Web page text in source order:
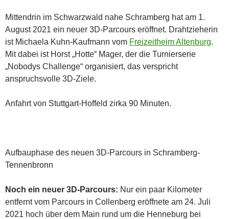
Mittendrin im Schwarzwald nahe Schramberg hat am 1.
August 2021 ein neuer 3D-Parcours eröffnet. Drahtzieherin
ist Michaela Kuhn-Kaufmann vom Freizeitheim Altenburg.
Mit dabei ist Horst „Hotte“ Mager, der die Turnierserie
„Nobodys Challenge“ organisiert, das verspricht
anspruchsvolle 3D-Ziele.
Anfahrt von Stuttgart-Hoffeld zirka 90 Minuten.
Aufbauphase des neuen 3D-Parcours in Schramberg-
Tennenbronn
Noch ein neuer 3D-Parcours: Nur ein paar Kilometer
entfernt vom Parcours in Collenberg eröffnete am 24. Juli
2021 hoch über dem Main rund um die Henneburg bei